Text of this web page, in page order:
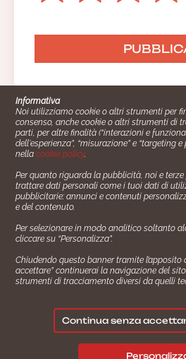
Cucinare.it è un marchio
copyright 2014 - 2024
Azienda certiﬁcata ISO 27001
- Azienda certiﬁcata ISO
Gestione consensi e categorie
Seguici su:
Termini e
Informativa
Noi utilizziamo cookie o altri strumenti per
consenso, anche cookie o altri strumenti di
parti, per altre finalità (“interazioni e
dell'esperienza”, “misurazione” e “targeting
nellacookie policy.
Per quanto riguarda la pubblicità, noi e
trattare dati personali come i tuoi dati di
pubblicitarie: annunci e contenuti
e del contenuto.
Per selezionare in modo analitico soltanto
cliccare su “Personalizza”.
Chiudendo questo banner tramite
accettare” continuerai la navigazione del
strumenti di tracciamento diversi da quelli
Continua senza